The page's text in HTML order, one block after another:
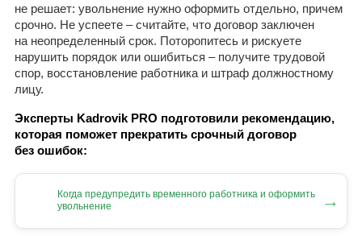
не решает: увольнение нужно оформить отдельно, причем
срочно. Не успеете – считайте, что договор заключен
на неопределенный срок. Поторопитесь и рискуете
нарушить порядок или ошибиться – получите трудовой
спор, восстановление работника и штраф должностному
лицу.
Эксперты Kadrovik PRO подготовили рекомендацию,
которая поможет прекратить срочный договор
без ошибок:
Когда предупредить временного работника и оформить
увольнение
→